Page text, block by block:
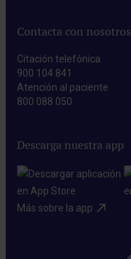
Contacta con nosotros
Citación telefónica
900 104 841
Atención al paciente
800 088 050
Descarga nuestra app
Más sobre la app​